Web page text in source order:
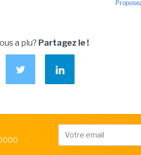
a plu? Partagez le !